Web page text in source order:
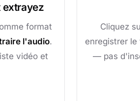
extrayez
format
l'audio.
vidéo et
Cliquez
enregistrer
— pas